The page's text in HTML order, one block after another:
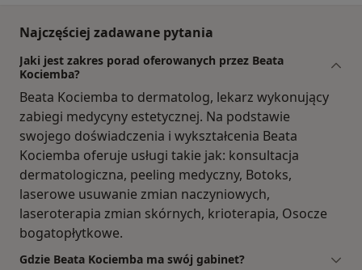
Najczęściej zadawane pytania
Jaki jest zakres porad oferowanych przez Beata
Kociemba?
Beata Kociemba to dermatolog, lekarz wykonujący
zabiegi medycyny estetycznej. Na podstawie
swojego doświadczenia i wykształcenia Beata
Kociemba oferuje usługi takie jak: konsultacja
dermatologiczna, peeling medyczny, Botoks,
laserowe usuwanie zmian naczyniowych,
laseroterapia zmian skórnych, krioterapia, Osocze
bogatopłytkowe.
Gdzie Beata Kociemba ma swój gabinet?